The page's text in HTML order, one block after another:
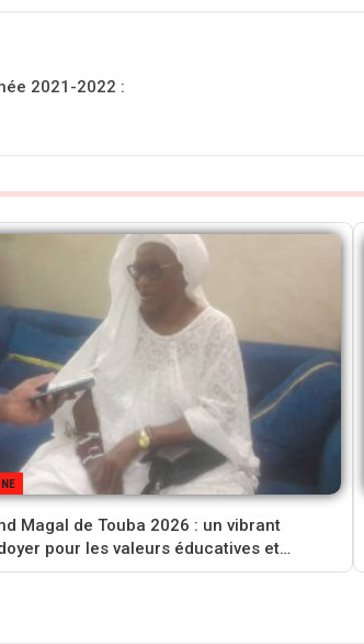
2021-2022 :
Magal de Touba 2026 : un vibrant
pour les valeurs éducatives et…